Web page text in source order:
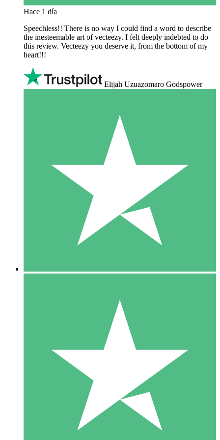
Hace 1 día
Speechless!! There is no way I could find a word to describe
the inesteemable art of vecteezy. I felt deeply indebted to do
this review. Vecteezy you deserve it, from the bottom of my
heart!!!
Elijah Uzuazomaro Godspower